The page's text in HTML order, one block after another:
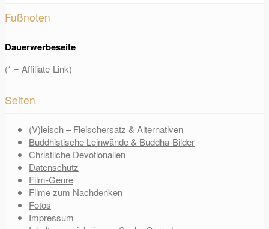
Fußnoten
Dauerwerbeseite
(* = Affiliate-Link)
Seiten
(V)leisch – Fleischersatz & Alternativen
Buddhistische Leinwände & Buddha-Bilder
Christliche Devotionalien
Datenschutz
Film-Genre
Filme zum Nachdenken
Fotos
Impressum